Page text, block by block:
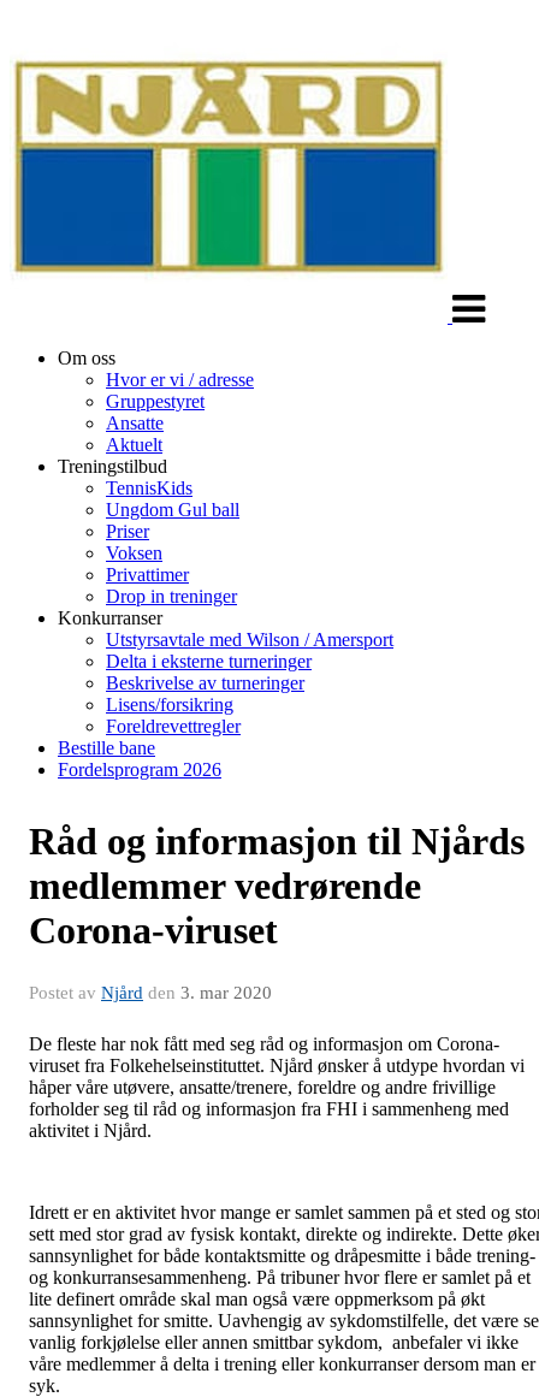
Om oss
Hvor er vi / adresse
Gruppestyret
Ansatte
Aktuelt
Treningstilbud
TennisKids
Ungdom Gul ball
Priser
Voksen
Privattimer
Drop in treninger
Konkurranser
Utstyrsavtale med Wilson / Amersport
Delta i eksterne turneringer
Beskrivelse av turneringer
Lisens/forsikring
Foreldrevettregler
Bestille bane
Fordelsprogram 2026
Råd og informasjon til Njårds
medlemmer vedrørende
Corona-viruset
Postet av Njård den 3. mar 2020
De fleste har nok fått med seg råd og informasjon om Corona-
viruset fra Folkehelseinstituttet. Njård ønsker å utdype hvordan vi
håper våre utøvere, ansatte/trenere, foreldre og andre frivillige
forholder seg til råd og informasjon fra FHI i sammenheng med
aktivitet i Njård.
Idrett er en aktivitet hvor mange er samlet sammen på et sted og
sett med stor grad av fysisk kontakt, direkte og indirekte. Dette
sannsynlighet for både kontaktsmitte og dråpesmitte i både trening-
og konkurransesammenheng. På tribuner hvor flere er samlet på et
lite definert område skal man også være oppmerksom på økt
sannsynlighet for smitte. Uavhengig av sykdomstilfelle, det være
vanlig forkjølelse eller annen smittbar sykdom, anbefaler vi ikke
våre medlemmer å delta i trening eller konkurranser dersom man er
syk.